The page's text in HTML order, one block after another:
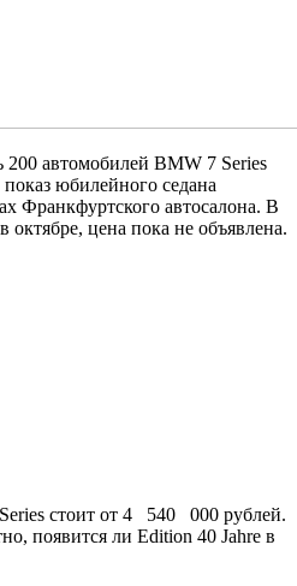
автомобилей BMW 7 Series
юбилейного седана
Франкфуртского автосалона. В
цена пока не объявлена.
стоит от 4 540 000 рублей.
появится ли Edition 40 Jahre в